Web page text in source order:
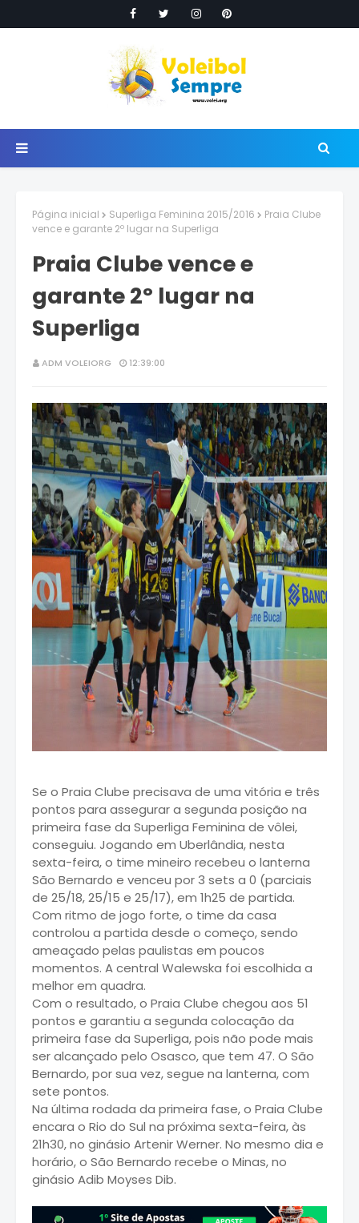
Página inicial Superliga Feminina 2015/2016
Praia Clube
vence e garante 2º lugar na Superliga
Praia Clube vence e
garante 2º lugar na
Superliga
ADM VOLEIORG 12:39:00
Se o Praia Clube precisava de uma vitória e três
pontos para assegurar a segunda posição na
primeira fase da Superliga Feminina de vôlei,
conseguiu. Jogando em Uberlândia, nesta
sexta-feira, o time mineiro recebeu o lanterna
São Bernardo e venceu por 3 sets a 0 (parciais
de 25/18, 25/15 e 25/17), em 1h25 de partida.
Com ritmo de jogo forte, o time da casa
controlou a partida desde o começo, sendo
ameaçado pelas paulistas em poucos
momentos. A central Walewska foi escolhida a
melhor em quadra.
Com o resultado, o Praia Clube chegou aos 51
pontos e garantiu a segunda colocação da
primeira fase da Superliga, pois não pode mais
ser alcançado pelo Osasco, que tem 47. O São
Bernardo, por sua vez, segue na lanterna, com
sete pontos.
Na última rodada da primeira fase, o Praia Clube
encara o Rio do Sul na próxima sexta-feira, às
21h30, no ginásio Artenir Werner. No mesmo dia e
horário, o São Bernardo recebe o Minas, no
ginásio Adib Moyses Dib.